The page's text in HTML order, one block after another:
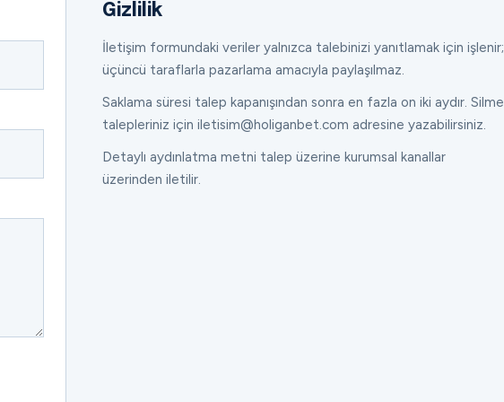
Gizlilik
İletişim formundaki veriler yalnızca talebinizi yanıtlamak için işlenir;
üçüncü taraflarla pazarlama amacıyla paylaşılmaz.
Saklama süresi talep kapanışından sonra en fazla on iki aydır. Silme
talepleriniz için iletisim@holiganbet.com adresine yazabilirsiniz.
Detaylı aydınlatma metni talep üzerine kurumsal kanallar
üzerinden iletilir.